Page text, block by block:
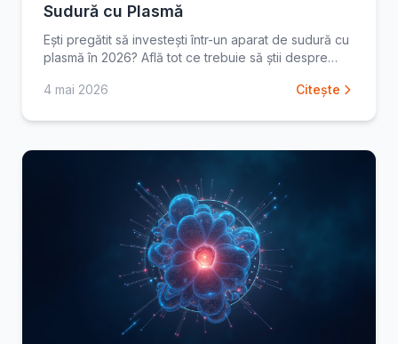
Sudură cu Plasmă
Ești pregătit să investești într-un aparat de sudură cu
plasmă în 2026? Află tot ce trebuie să știi despre
4 mai 2026
Citește